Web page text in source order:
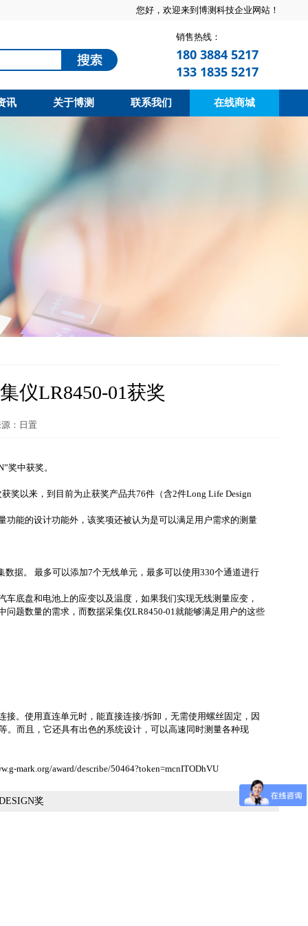
您好，欢迎来到博测科技企业网站！
销售热线：
180 3884 5217
133 1835 5217
讯 关于博测 联系我们 在线商城
仪LR8450-01获奖
：日置
奖中获奖。
奖以来，到目前为止获奖产品共76件（含2件Long Life Design
能的设计功能外，该奖项还被认为是可以满足用户需求的测量
据。 最多可以添加7个无线单元，最多可以使用330个通道进行
底盘和电池上的应变以及温度，如果我们实现无线测量应变，
题数量的需求，而数据采集仪LR8450-01就能够满足用户的这些
。使用直连单元时，能直接连接/拆卸，无需使用螺丝固定，因
。而且，它还具有出色的系统设计，可以高速同时测量各种现
mark.org/award/describe/50464?token=mcnITODhVU
奖